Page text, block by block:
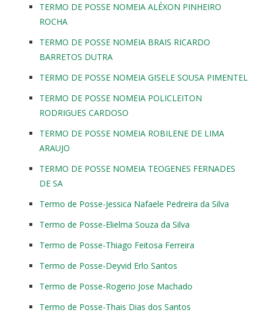
TERMO DE POSSE NOMEIA ALÉXON PINHEIRO
ROCHA
TERMO DE POSSE NOMEIA BRAIS RICARDO
BARRETOS DUTRA
TERMO DE POSSE NOMEIA GISELE SOUSA PIMENTEL
TERMO DE POSSE NOMEIA POLICLEITON
RODRIGUES CARDOSO
TERMO DE POSSE NOMEIA ROBILENE DE LIMA
ARAUJO
TERMO DE POSSE NOMEIA TEOGENES FERNADES
DE SA
Termo de Posse-Jessica Nafaele Pedreira da Silva
Termo de Posse-Elielma Souza da Silva
Termo de Posse-Thiago Feitosa Ferreira
Termo de Posse-Deyvid Erlo Santos
Termo de Posse-Rogerio Jose Machado
Termo de Posse-Thais Dias dos Santos